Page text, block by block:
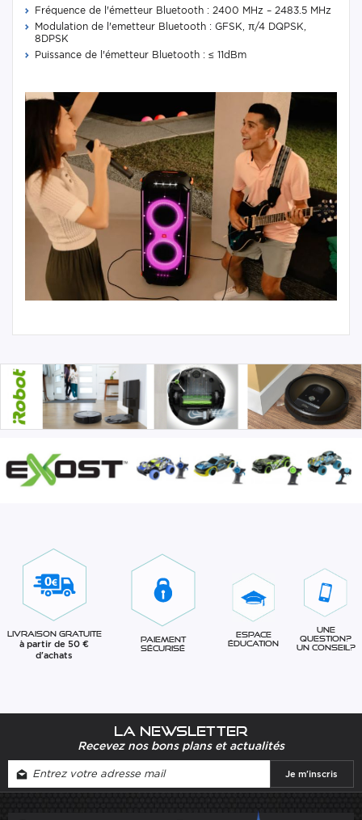
Fréquence de l'émetteur Bluetooth : 2400 MHz – 2483.5 MHz
Modulation de l'emetteur Bluetooth : GFSK, π/4 DQPSK,
8DPSK
Puissance de l'émetteur Bluetooth : ≤ 11dBm
Livraison gratuite
à partir de 50 €
d'achats
Paiement
sécurisé
Espace
éducation
Une
question?
Un conseil?
La newsletter
Recevez nos bons plans et actualités